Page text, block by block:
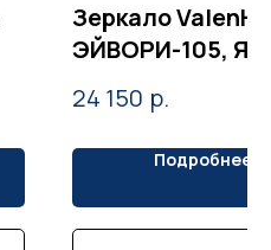
Зеркало
ЭЙВОРИ-105,
24 150 р.
Подробнее